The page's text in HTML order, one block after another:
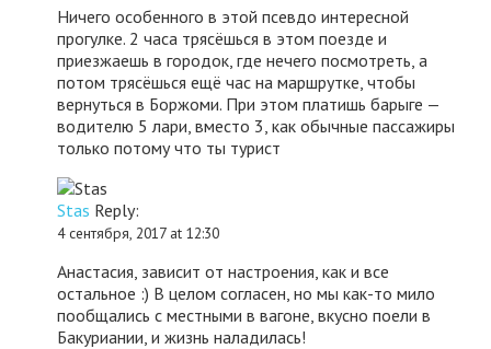
Ничего особенного в этой псевдо интересной
прогулке. 2 часа трясёшься в этом поезде и
приезжаешь в городок, где нечего посмотреть, а
потом трясёшься ещё час на маршрутке, чтобы
вернуться в Боржоми. При этом платишь барыге —
водителю 5 лари, вместо 3, как обычные пассажиры
только потому что ты турист
Stas Reply:
4 сентября, 2017 at 12:30
Анастасия, зависит от настроения, как и все
остальное :) В целом согласен, но мы как-то мило
пообщались с местными в вагоне, вкусно поели в
Бакуриании, и жизнь наладилась!